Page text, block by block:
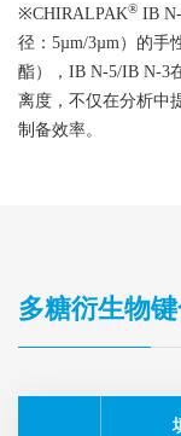
※CHIRALPAK® IB
径：5µm/3µm）的手
酯），IB N-5/IB N-3
离度，不仅在分析中
制备效率。
多糖衍生物